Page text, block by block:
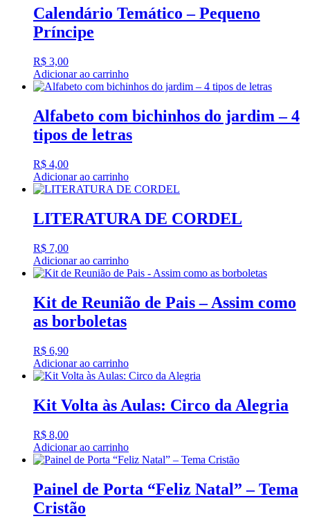
Calendário Temático – Pequeno
Príncipe
R$ 3,00
Adicionar ao carrinho
Alfabeto com bichinhos do jardim – 4
tipos de letras
R$ 4,00
Adicionar ao carrinho
LITERATURA DE CORDEL
R$ 7,00
Adicionar ao carrinho
Kit de Reunião de Pais – Assim como
as borboletas
R$ 6,90
Adicionar ao carrinho
Kit Volta às Aulas: Circo da Alegria
R$ 8,00
Adicionar ao carrinho
Painel de Porta “Feliz Natal” – Tema
Cristão